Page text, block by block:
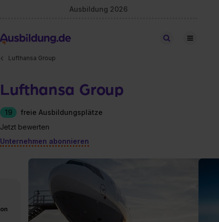
Ausbildung 2026
Stellen finden
Lufthansa Group
Lufthansa Group
19
freie Ausbildungsplätze
Jetzt bewerten
Unternehmen abonnieren